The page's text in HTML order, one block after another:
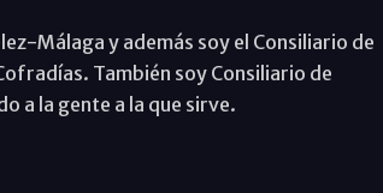
Málaga y además soy el Consiliario de
También soy Consiliario de
a la gente a la que sirve.